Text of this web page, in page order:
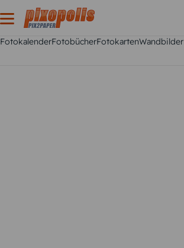
FotokalenderFotobücherFotokartenWandbilder